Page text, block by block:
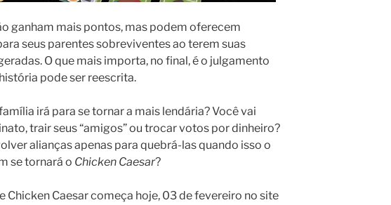
ganham mais pontos, mas podem oferecem
seus parentes sobreviventes ao terem suas
O que mais importa, no final, é o julgamento
pode ser reescrita.
irá para se tornar a mais lendária? Você vai
trair seus “amigos” ou trocar votos por dinheiro?
alianças apenas para quebrá-las quando isso o
se tornará o Chicken Caesar?
Chicken Caesar começa hoje, 03 de fevereiro no site